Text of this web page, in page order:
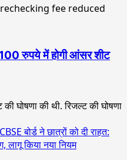
100 रुपये में होगी आंसर शीट
घोषणा की थी. रिजल्ट की घोषणा
बोर्ड ने छात्रों को दी राहत:
लागू किया नया नियम